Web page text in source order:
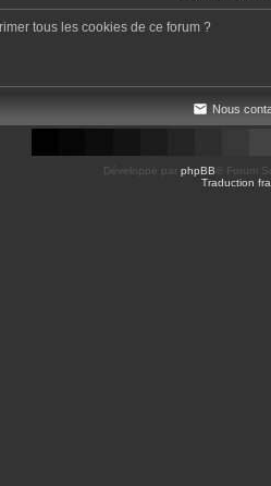
tous les cookies de ce forum ?
Nous
Développé par phpBB ® Forum
Traduction